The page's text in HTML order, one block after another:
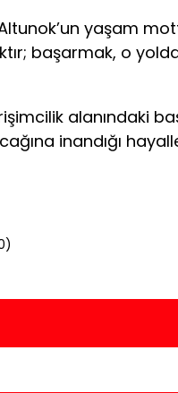
yaşam
başarmak, o
alanındaki
inandığı
)